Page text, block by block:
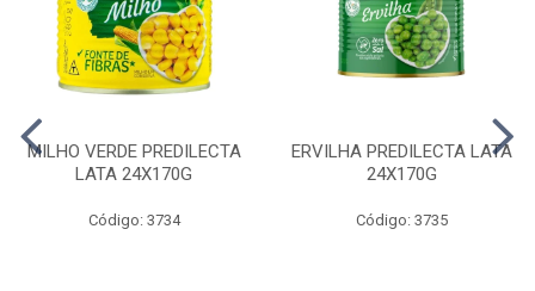
MILHO VERDE PREDILECTA
LATA 24X170G
Código: 3734
ERVILHA PREDILECTA LATA
24X170G
Código: 3735